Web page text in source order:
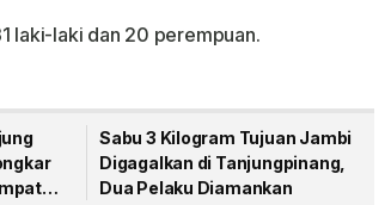
laki-laki dan 20 perempuan.
Sabu 3 Kilogram Tujuan Jambi
Digagalkan di Tanjungpinang,
Dua Pelaku Diamankan